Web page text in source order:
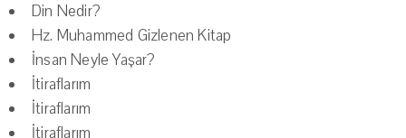
Din Nedir?
Hz. Muhammed Gizlenen Kitap
İnsan Neyle Yaşar?
İtiraflarım
İtiraflarım
İtiraflarım